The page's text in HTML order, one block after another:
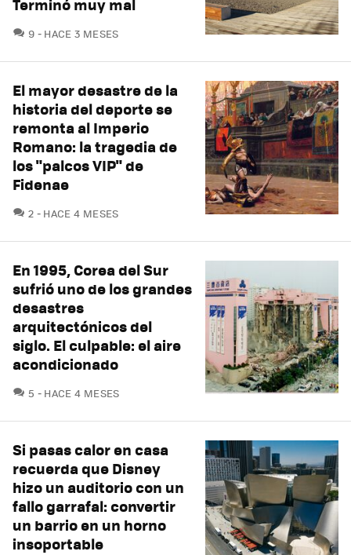
Terminó muy mal
9 COMENTARIOS
HACE 3 MESES
El mayor desastre de la
historia del deporte se
remonta al Imperio
Romano: la tragedia de
los "palcos VIP" de
Fidenae
2 COMENTARIOS
HACE 4 MESES
En 1995, Corea del Sur
sufrió uno de los grandes
desastres
arquitectónicos del
siglo. El culpable: el aire
acondicionado
5 COMENTARIOS
HACE 4 MESES
Si pasas calor en casa
recuerda que Disney
hizo un auditorio con un
fallo garrafal: convertir
un barrio en un horno
insoportable